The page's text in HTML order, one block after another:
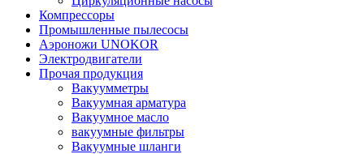
Компрессоры
Промышленные пылесосы
Аэроножи UNOKOR
Электродвигатели
Прочая продукция
Вакуумметры
Вакуумная арматура
Вакуумное масло
вакуумные фильтры
Вакуумные шланги